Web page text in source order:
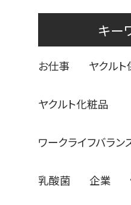
キー
お仕事 ヤクル
ヤクルト化粧品
ワークライフバラン
乳酸菌 企業